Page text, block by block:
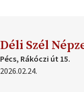
Déli Szél
Pécs, Rákóczi út 15.
2026.02.24.